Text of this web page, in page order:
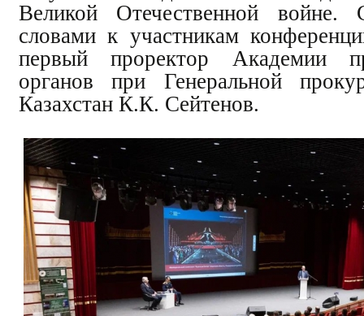
Великой Отечественной войне.
словами к участникам
первый проректор Академии
органов при Генеральной
Казахстан К.К. Сейтенов.